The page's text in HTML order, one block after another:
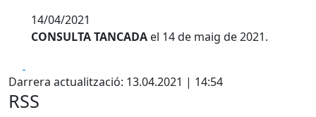
14/04/2021
CONSULTA TANCADA el 14 de maig de 2021.
Darrera actualització: 13.04.2021 | 14:54
RSS